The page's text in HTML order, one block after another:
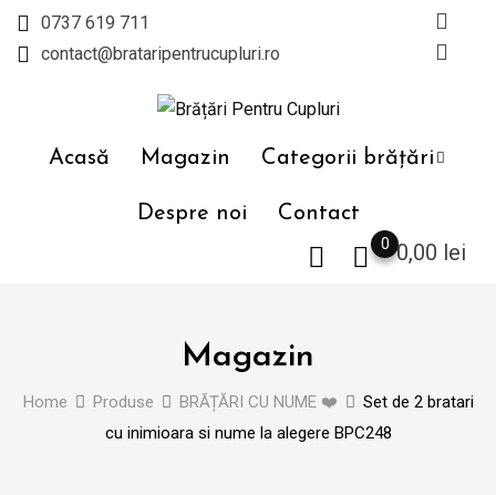
Skip
0737 619 711
contact@brataripentrucupluri.ro
Acasă Magazin Categorii brățări
Despre noi Contact
0,00 lei
0
Magazin
Home Produse BRĂȚĂRI CU NUME ❤️
Set de 2 bratari
cu inimioara si nume la alegere BPC248